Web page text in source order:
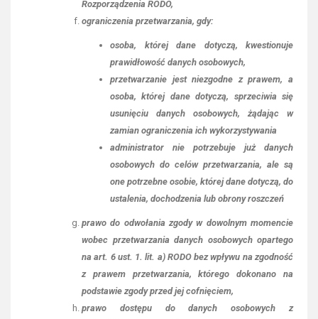
Rozporządzenia RODO,
ograniczenia przetwarzania, gdy:
osoba, której dane dotyczą, kwestionuje
prawidłowość danych osobowych,
przetwarzanie jest niezgodne z prawem, a
osoba, której dane dotyczą, sprzeciwia się
usunięciu danych osobowych, żądając w
zamian ograniczenia ich wykorzystywania
administrator nie potrzebuje już danych
osobowych do celów przetwarzania, ale są
one potrzebne osobie, której dane dotyczą, do
ustalenia, dochodzenia lub obrony roszczeń
prawo do odwołania zgody w dowolnym momencie
wobec przetwarzania danych osobowych opartego
na art. 6 ust. 1. lit. a) RODO bez wpływu na zgodność
z prawem przetwarzania, którego dokonano na
podstawie zgody przed jej cofnięciem,
prawo dostępu do danych osobowych z